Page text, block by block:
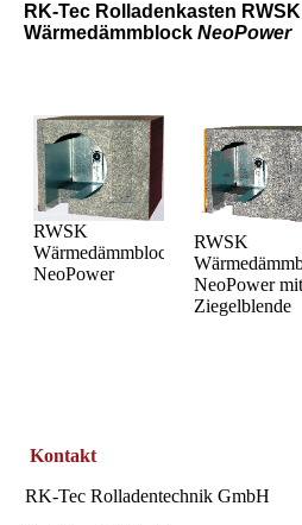
RK-Tec Rolladenkasten RWSK
Wärmedämmblock NeoPower
RWSK
Wärmedämmblock
NeoPower
RWSK
NeoPower mit
Ziegelblende
Kontakt
RK-Tec Rolladentechnik GmbH